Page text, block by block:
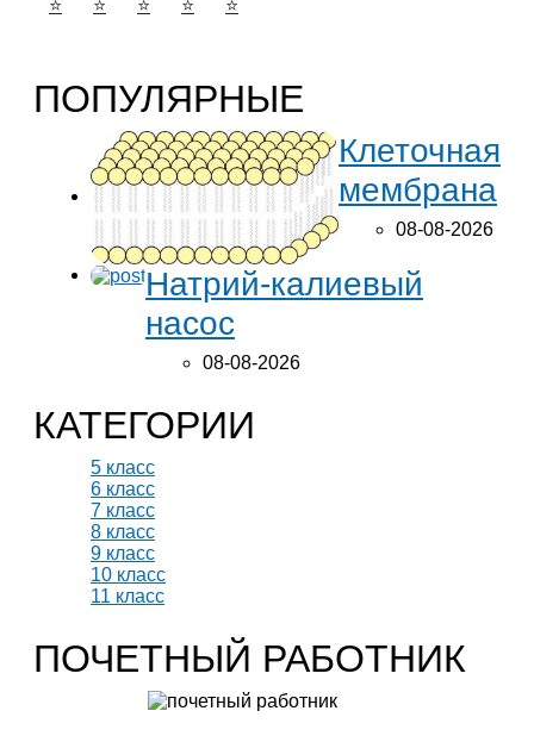
⭐ ⭐ ⭐ ⭐ ⭐
ПОПУЛЯРНЫЕ
Клеточная
мембрана
08-08-2026
Натрий-калиевый
насос
08-08-2026
КАТЕГОРИИ
5 класс
6 класс
7 класс
8 класс
9 класс
10 класс
11 класс
ПОЧЕТНЫЙ РАБОТНИК